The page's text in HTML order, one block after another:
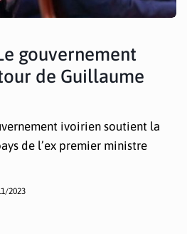
gouvernement
de Guillaume
ivoirien soutient la
de l’ex premier ministre
2023